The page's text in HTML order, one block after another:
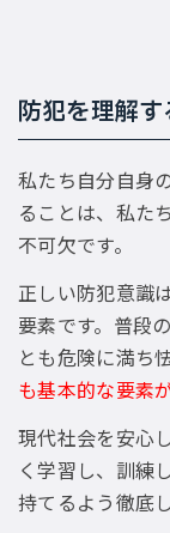
防犯を理解
私たち自分自身
ることは、私た
不可欠です。
正しい防犯意識
要素です。普段
とも危険に満ち
も基本的な要素
現代社会を安心
く学習し、訓練
持てるよう徹底